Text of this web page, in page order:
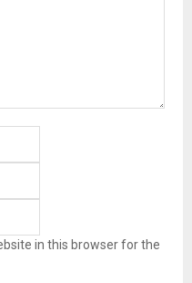
in this browser for the